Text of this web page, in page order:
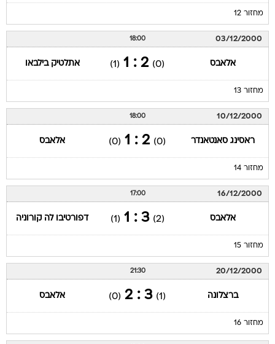
מחזור 12
03/12/2000
18:00
אלאבס (0)
2 : 1
(1) אתלטיק בילבאו
מחזור 13
10/12/2000
18:00
ראסינג סאנטאנדר (0)
2 : 1
(0) אלאבס
מחזור 14
16/12/2000
17:00
אלאבס (2)
3 : 1
(1) דפורטיבו לה קורוניה
מחזור 15
20/12/2000
21:30
ברצלונה (1)
3 : 2
(0) אלאבס
מחזור 16